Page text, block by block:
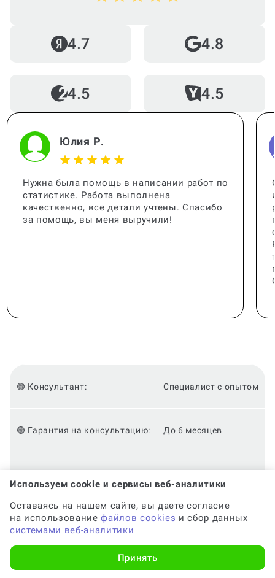
Кто помогает с работой?
Когда и как нужно оплачивать
заказ?
4.7 4.8
4.5 4.5
Юлия Р.
Нужна была помощь в написании работ по
статистике. Работа выполнена
качественно, все детали учтены. Спасибо
за помощь, вы меня выручили!
🟢 Консультант: Специалист с опытом
🟢 Гарантия на консультацию: До 6 месяцев
🟢 Оригинальность: Высокая
Используем cookie и сервисы веб-аналитики
Оставаясь на нашем сайте, вы даете согласие
на использованиефайлов cookies и сбор данных
системами веб-аналитики
Принять